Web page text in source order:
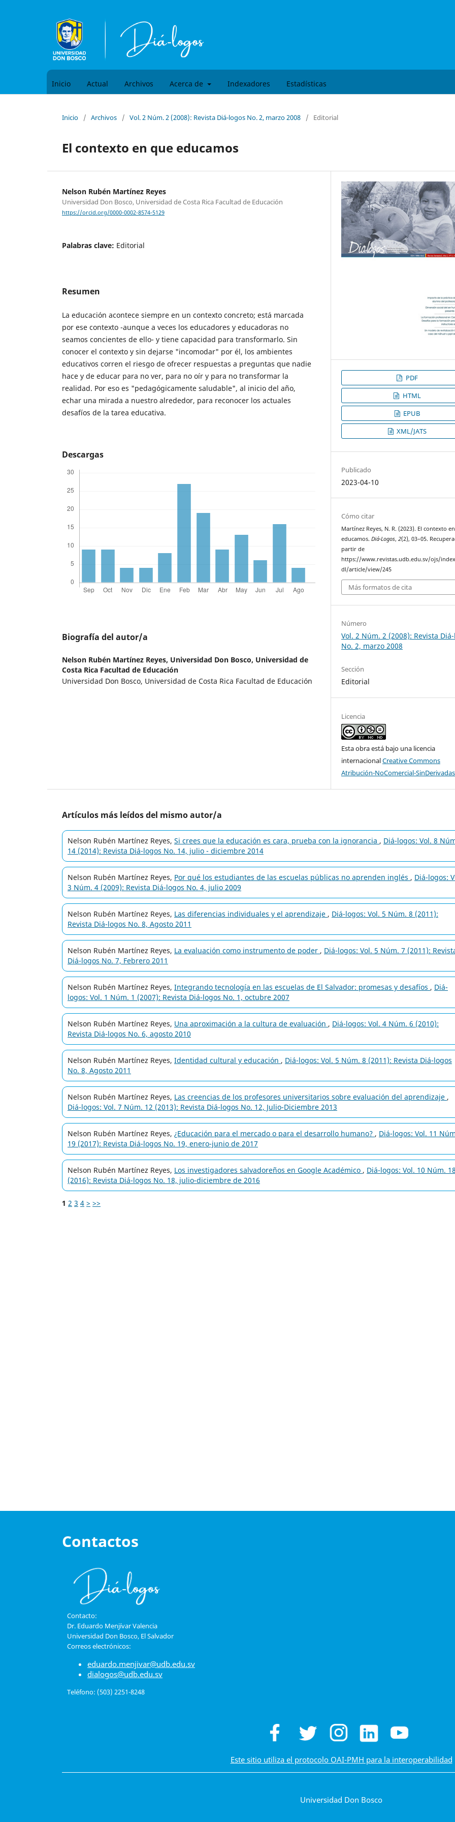
Inicio Actual Archivos Acerca de Indexadores Estadísticas
Inicio / Archivos / Vol. 2 Núm. 2 (2008): Revista Diá-logos No. 2, marzo 2008 / Editorial
El contexto en que educamos
Nelson Rubén Martínez Reyes
Universidad Don Bosco, Universidad de Costa Rica Facultad de Educación
https://orcid.org/0000-0002-8574-5129
Palabras clave: Editorial
Resumen
La educación acontece siempre en un contexto concreto; está marcada
por ese contexto -aunque a veces los educadores y educadoras no
seamos concientes de ello- y tiene capacidad para transformarlo. Sin
conocer el contexto y sin dejarse "incomodar" por él, los ambientes
educativos corren el riesgo de ofrecer respuestas a preguntas que nadie
hace y de educar para no ver, para no oír y para no transformar la
realidad. Por eso es "pedagógicamente saludable", al inicio del año,
echar una mirada a nuestro alrededor, para reconocer los actuales
desafíos de la tarea educativa.
Descargas
Biografía del autor/a
Nelson Rubén Martínez Reyes, Universidad Don Bosco, Universidad de
Costa Rica Facultad de Educación
Universidad Don Bosco, Universidad de Costa Rica Facultad de Educación
PDF
HTML
EPUB
XML/JATS
Publicado
2023-04-10
Cómo citar
Martínez Reyes, N. R. (2023). El contexto
educamos.Diá-Logos,2(2), 03–05.
partir de
https://www.revistas.udb.edu.sv/ojs/
dl/article/view/245
Más formatos de cita
Número
Vol. 2 Núm. 2 (2008): Revista
No. 2, marzo 2008
Sección
Editorial
Licencia
Esta obra está bajo una licencia
internacionalCreative Commons
Atribución-NoComercial-
Artículos más leídos del mismo autor/a
Nelson Rubén Martínez Reyes, Si crees que la educación es cara, prueba con la ignorancia , Diá-logos: Vol. 8
14 (2014): Revista Diá-logos No. 14, julio - diciembre 2014
Nelson Rubén Martínez Reyes, Por qué los estudiantes de las escuelas públicas no aprenden inglés , Diá-logos:
3 Núm. 4 (2009): Revista Diá-logos No. 4, julio 2009
Nelson Rubén Martínez Reyes, Las diferencias individuales y el aprendizaje , Diá-logos: Vol. 5 Núm. 8 (2011):
Revista Diá-logos No. 8, Agosto 2011
Nelson Rubén Martínez Reyes, La evaluación como instrumento de poder , Diá-logos: Vol. 5 Núm. 7 (2011):
Diá-logos No. 7, Febrero 2011
Nelson Rubén Martínez Reyes, Integrando tecnología en las escuelas de El Salvador: promesas y desafíos , Diá-
logos: Vol. 1 Núm. 1 (2007): Revista Diá-logos No. 1, octubre 2007
Nelson Rubén Martínez Reyes, Una aproximación a la cultura de evaluación , Diá-logos: Vol. 4 Núm. 6 (2010):
Revista Diá-logos No. 6, agosto 2010
Nelson Rubén Martínez Reyes, Identidad cultural y educación , Diá-logos: Vol. 5 Núm. 8 (2011): Revista Diá-logos
No. 8, Agosto 2011
Nelson Rubén Martínez Reyes, Las creencias de los profesores universitarios sobre evaluación del aprendizaje ,
Diá-logos: Vol. 7 Núm. 12 (2013): Revista Diá-logos No. 12, Julio-Diciembre 2013
Nelson Rubén Martínez Reyes, ¿Educación para el mercado o para el desarrollo humano? , Diá-logos: Vol. 11
19 (2017): Revista Diá-logos No. 19, enero-junio de 2017
Nelson Rubén Martínez Reyes, Los investigadores salvadoreños en Google Académico , Diá-logos: Vol. 10 Núm.
(2016): Revista Diá-logos No. 18, julio-diciembre de 2016
1 2 3 4 > >>
Contactos
Contacto:
Dr. Eduardo Menjívar Valencia
Universidad Don Bosco, El Salvador
Correos electrónicos:
eduardo.menjivar@udb.edu.sv
dialogos@udb.edu.sv
Teléfono: (503) 2251-8248
Este sitio utiliza el protocolo OAI-PMH para la interoperabilidad
Universidad Don Bosco